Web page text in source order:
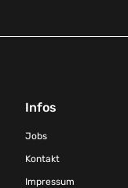
Infos
Jobs
Kontakt
Impressum